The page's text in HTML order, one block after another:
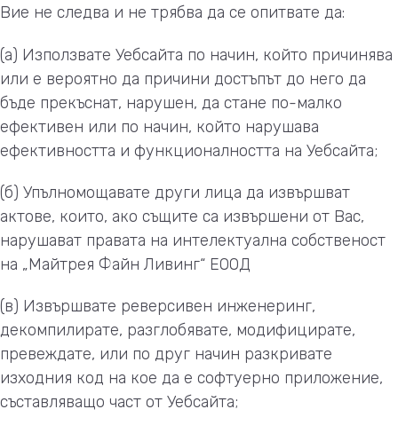
Вие не следва и не трябва да се опитвате да:
(а) Използвате Уебсайта по начин, който причинява
или е вероятно да причини достъпът до него да
бъде прекъснат, нарушен, да стане по-малко
ефективен или по начин, който нарушава
ефективността и функционалността на Уебсайта;
(б) Упълномощавате други лица да извършват
актове, които, ако същите са извършени от Вас,
нарушават правата на интелектуална собственост
на „Майтрея Файн Ливинг“ ЕООД
(в) Извършвате реверсивен инженеринг,
декомпилирате, разглобявате, модифицирате,
превеждате, или по друг начин разкривате
изходния код на кое да е софтуерно приложение,
съставляващо част от Уебсайта;